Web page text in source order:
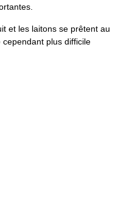
et les laitons se prêtent au
plus difficile